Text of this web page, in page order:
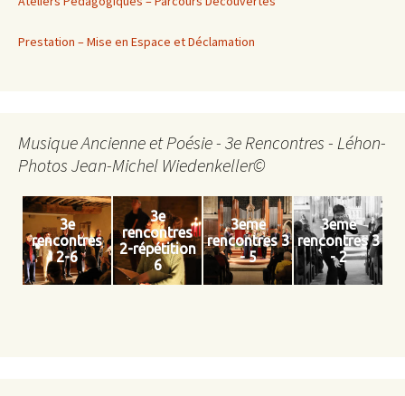
Prestation – Mise en Espace et Déclamation
Musique Ancienne et Poésie - 3e Rencontres - Léhon-
Photos Jean-Michel Wiedenkeller©
3e
rencontres
2-6
3e
rencontres
2-répétition
6
3eme
rencontres 3
- 5
3eme
rencontres 3
- 2